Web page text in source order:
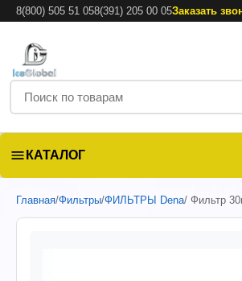
8(800) 505 51 058(391) 205 00 05Заказать
КАТАЛОГ
Главная/Фильтры/ФИЛЬТРЫ Dena/ Фильтр